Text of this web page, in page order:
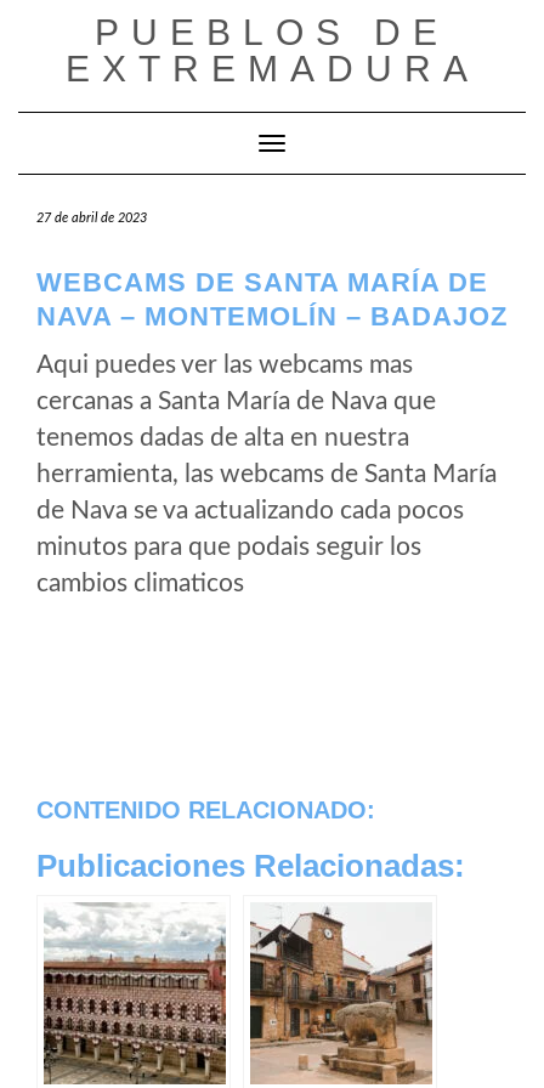
contenido
PUEBLOS DE
EXTREMADURA
Cambiar modo de navegación
27 de abril de 2023
WEBCAMS DE SANTA MARÍA DE
NAVA – MONTEMOLÍN – BADAJOZ
Aqui puedes ver las webcams mas
cercanas a Santa María de Nava que
tenemos dadas de alta en nuestra
herramienta, las webcams de Santa María
de Nava se va actualizando cada pocos
minutos para que podais seguir los
cambios climaticos
CONTENIDO RELACIONADO:
Publicaciones Relacionadas: